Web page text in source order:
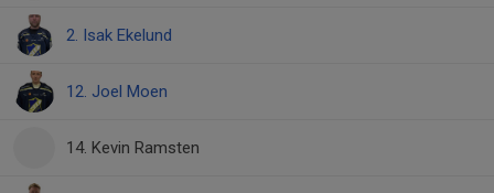
2. Isak Ekelund
12. Joel Moen
14. Kevin Ramsten